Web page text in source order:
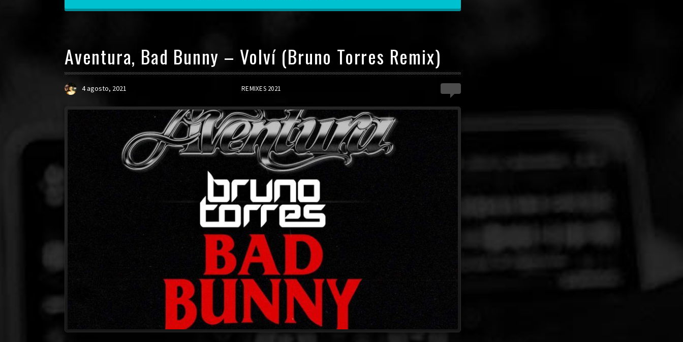
Aventura, Bad Bunny – Volví (Bruno Torres Remix)
4 agosto, 2021 REMIXES 2021